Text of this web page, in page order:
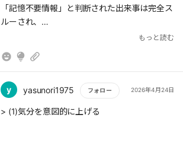
「記憶不要情報」と判断された出来事は完全ス
ルーされ、
新しい記憶が減り、時間が短く感じられる。
にくくなり、
スマホにより途切れた時間以上に膨大な時間を
もっと読む
y yasunori1975 フォロー 2026年4月24日
もっと読む
> (1)気分を意図的に上げる